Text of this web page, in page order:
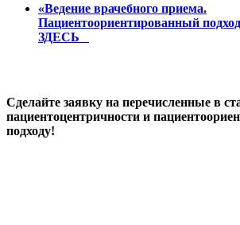
«Ведение врачебного приема.
Пациентоориентированный
ЗДЕСЬ
Сделайте заявку на перечисленные в
пациентоцентричности и
подходу!